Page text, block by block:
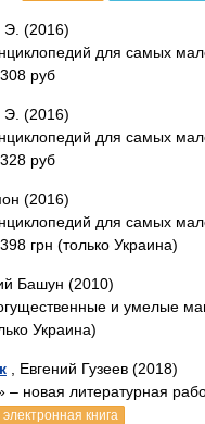
Э. (2016)
для самых
руб
Э. (2016)
для самых
руб
(2016)
для самых
грн (только Украина)
Башун (2010)
и умелые
Украина)
, Евгений Гузеев (2018)
новая литературная
электронная книга